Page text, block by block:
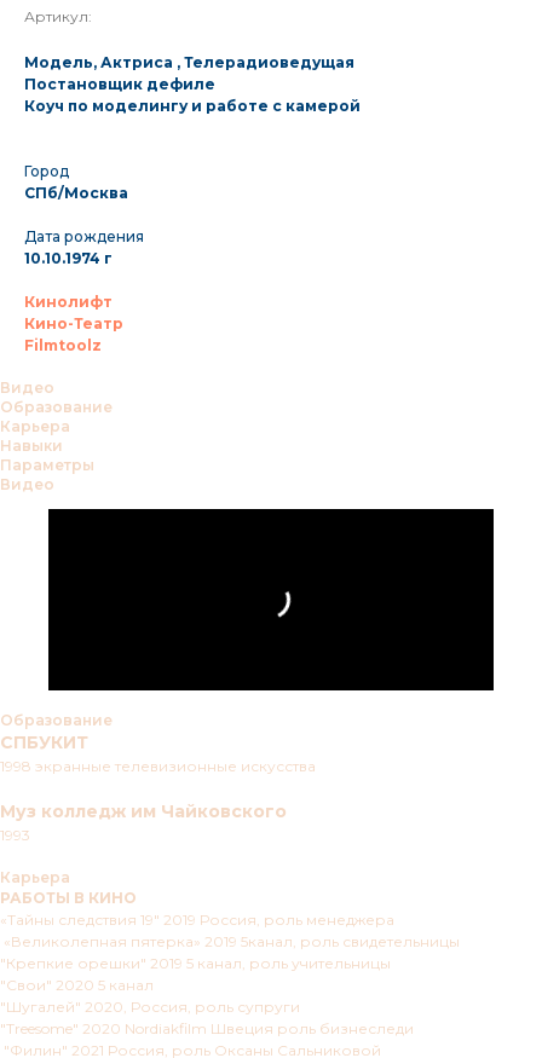
Артикул:
Модель, Актриса , Телерадиоведущая
Постановщик дефиле
Коуч по моделингу и работе с камерой
Город
СПб/Москва
Дата рождения
10.10.1974 г
Кинолифт
Кино-Театр
Filmtoolz
Видео
Образование
Карьера
Навыки
Параметры
Видео
Образование
СПБУКИТ
1998 экранные телевизионные искусства
Муз колледж им Чайковского
1993
Карьера
РАБОТЫ В КИНО
«Тайны следствия 19" 2019 Россия, роль менеджера
«Великолепная пятерка» 2019 5канал, роль свидетельницы
"Крепкие орешки" 2019 5 канал, роль учительницы
"Свои" 2020 5 канал
"Шугалей" 2020, Россия, роль супруги
"Treesome" 2020 Nordiakfilm Швеция роль бизнеследи
"Филин" 2021 Россия, роль Оксаны Сальниковой